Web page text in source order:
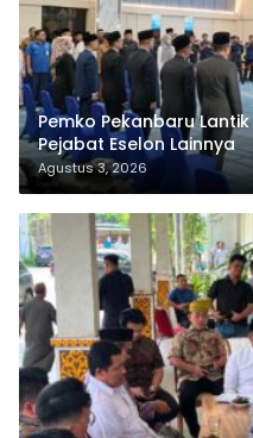
Pemko Pekanbaru
Pejabat Eselon Lainnya
Agustus 3, 2026